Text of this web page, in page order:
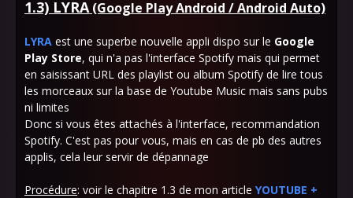
1.3) LYRA(Google Play Android / Android Auto)
LYRA est une superbe nouvelle appli dispo sur le Google
Play Store, qui n'a pas l'interface Spotify mais qui permet
en saisissant URL des playlist ou album Spotify de lire tous
les morceaux sur la base de Youtube Music mais sans pubs
ni limites
Donc si vous êtes attachés à l'interface, recommandation
Spotify. C'est pas pour vous, mais en cas de pb des autres
applis, cela leur servir de dépannage
Procédure: voir le chapitre 1.3 de mon article YOUTUBE +